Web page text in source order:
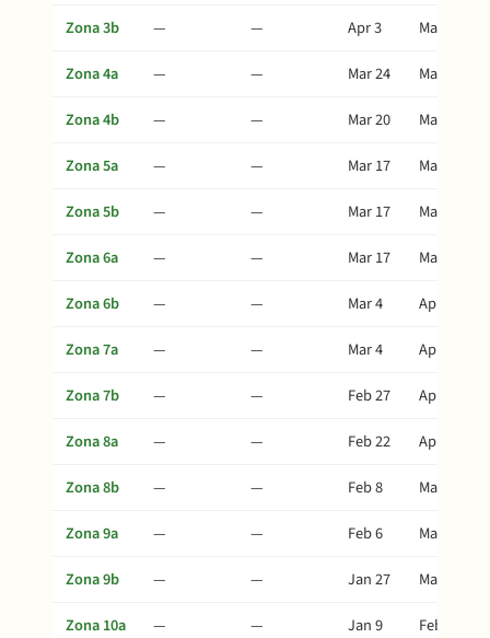
Zona 3b
— — Apr 3
May 18
Zona 4a
— — Mar 24
May 8
Zona 4b
— — Mar 20
May 4
Zona 5a
— — Mar 17
May 1
Zona 5b
— — Mar 17
May 1
Zona 6a
— — Mar 17
May 1
Zona 6b
— — Mar 4
Apr 18
Zona 7a
— — Mar 4
Apr 18
Zona 7b
— — Feb 27
Apr 13
Zona 8a
— — Feb 22
Apr 8
Zona 8b
— — Feb 8
Mar 25
Zona 9a
— — Feb 6
Mar 23
Zona 9b
— — Jan 27
Mar 13
Zona 10a
— — Jan 9 Feb 23